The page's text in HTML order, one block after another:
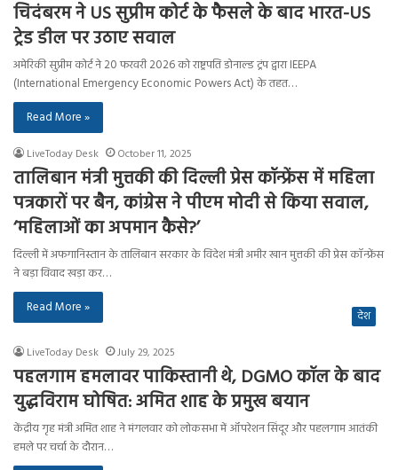
चिदंबरम ने US सुप्रीम कोर्ट के फैसले के बाद भारत-US
ट्रेड डील पर उठाए सवाल
अमेरिकी सुप्रीम कोर्ट ने 20 फरवरी 2026 को राष्ट्रपति डोनाल्ड ट्रंप द्वारा IEEPA
(International Emergency Economic Powers Act) के तहत…
Read More »
LiveToday Desk October 11, 2025
तालिबान मंत्री मुत्तकी की दिल्ली प्रेस कॉन्फ्रेंस में महिला
पत्रकारों पर बैन, कांग्रेस ने पीएम मोदी से किया सवाल,
‘महिलाओं का अपमान कैसे?’
दिल्ली में अफगानिस्तान के तालिबान सरकार के विदेश मंत्री अमीर खान मुत्तकी की प्रेस कॉन्फ्रेंस
ने बड़ा विवाद खड़ा कर…
Read More »
देश
LiveToday Desk July 29, 2025
पहलगाम हमलावर पाकिस्तानी थे, DGMO कॉल के बाद
युद्धविराम घोषित: अमित शाह के प्रमुख बयान
केंद्रीय गृह मंत्री अमित शाह ने मंगलवार को लोकसभा में ऑपरेशन सिंदूर और पहलगाम आतंकी
हमले पर चर्चा के दौरान…